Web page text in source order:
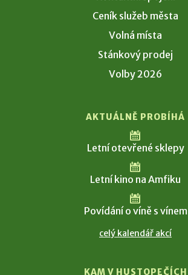
Ceník služeb města
Volná místa
Stánkový prodej
Volby 2026
AKTUÁLNĚ PROBÍHÁ
Letní otevřené sklepy
Letní kino na Amfiku
Povídání o víně s vínem
celý kalendář akcí
KAM V HUSTOPEČÍCH